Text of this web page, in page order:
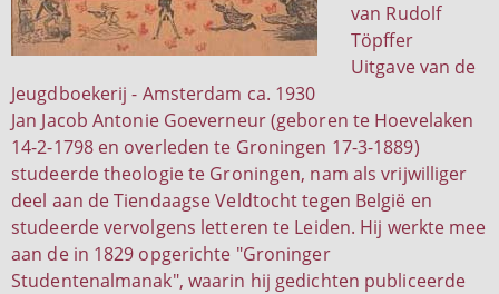
van Rudolf
Töpffer
Uitgave van de
Jeugdboekerij - Amsterdam ca. 1930
Jan Jacob Antonie Goeverneur (geboren te Hoevelaken
14-2-1798 en overleden te Groningen 17-3-1889)
studeerde theologie te Groningen, nam als vrijwilliger
deel aan de Tiendaagse Veldtocht tegen België en
studeerde vervolgens letteren te Leiden. Hij werkte mee
aan de in 1829 opgerichte "Groninger
Studentenalmanak", waarin hij gedichten publiceerde